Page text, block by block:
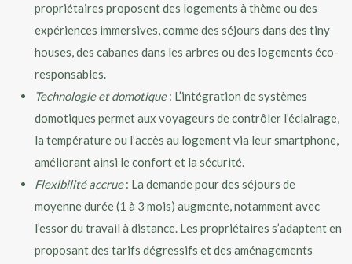
propriétaires proposent des logements à thème ou des
expériences immersives, comme des séjours dans des tiny
houses, des cabanes dans les arbres ou des logements éco-
responsables.
Technologie et domotique: L’intégration de systèmes
domotiques permet aux voyageurs de contrôler l’éclairage,
la température ou l’accès au logement via leur smartphone,
améliorant ainsi le confort et la sécurité.
Flexibilité accrue: La demande pour des séjours de
moyenne durée (1 à 3 mois) augmente, notamment avec
l’essor du travail à distance. Les propriétaires s’adaptent en
proposant des tarifs dégressifs et des aménagements